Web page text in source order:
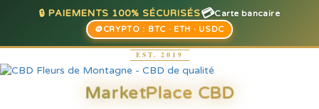
🔒 PAIEMENTS 100% SÉCURISÉS💳Carte bancaire
🪙CRYPTO : BTC · ETH · USDC